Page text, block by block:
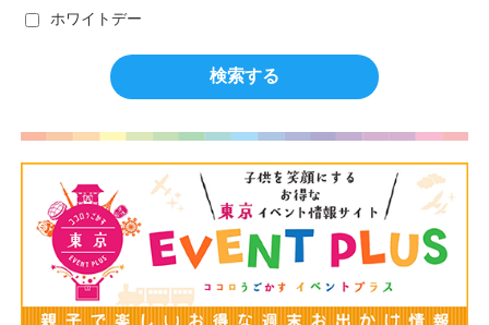
ホワイトデー